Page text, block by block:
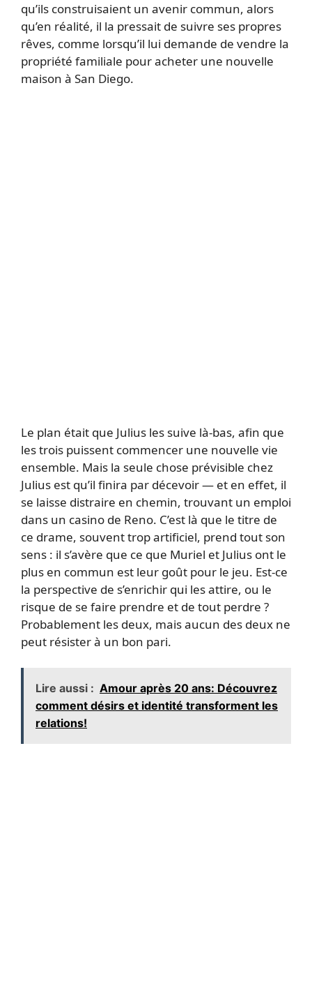
qu’ils construisaient un avenir commun, alors
qu’en réalité, il la pressait de suivre ses propres
rêves, comme lorsqu’il lui demande de vendre la
propriété familiale pour acheter une nouvelle
maison à San Diego.
Le plan était que Julius les suive là-bas, afin que
les trois puissent commencer une nouvelle vie
ensemble. Mais la seule chose prévisible chez
Julius est qu’il finira par décevoir — et en effet, il
se laisse distraire en chemin, trouvant un emploi
dans un casino de Reno. C’est là que le titre de
ce drame, souvent trop artificiel, prend tout son
sens : il s’avère que ce que Muriel et Julius ont le
plus en commun est leur goût pour le jeu. Est-ce
la perspective de s’enrichir qui les attire, ou le
risque de se faire prendre et de tout perdre ?
Probablement les deux, mais aucun des deux ne
peut résister à un bon pari.
Lire aussi : Amour après 20 ans: Découvrez
comment désirs et identité transforment les
relations!